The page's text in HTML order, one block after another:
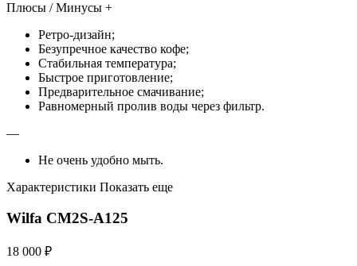
Плюсы / Минусы +
Ретро-дизайн;
Безупречное качество кофе;
Стабильная температура;
Быстрое приготовление;
Предварительное смачивание;
Равномерный пролив воды через фильтр.
—
Не очень удобно мыть.
Характеристики Показать еще
Wilfa CM2S-A125
18 000 ₽